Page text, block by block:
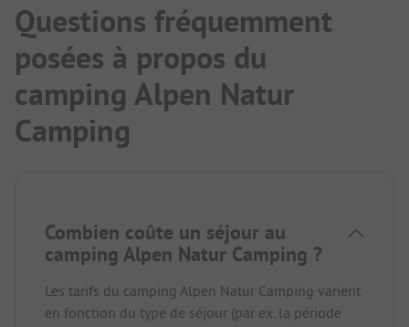
Questions fréquemment
posées à propos du
camping Alpen Natur
Camping
Combien coûte un séjour au
camping Alpen Natur Camping ?
Les tarifs du camping Alpen Natur Camping varient
en fonction du type de séjour (par ex. la période